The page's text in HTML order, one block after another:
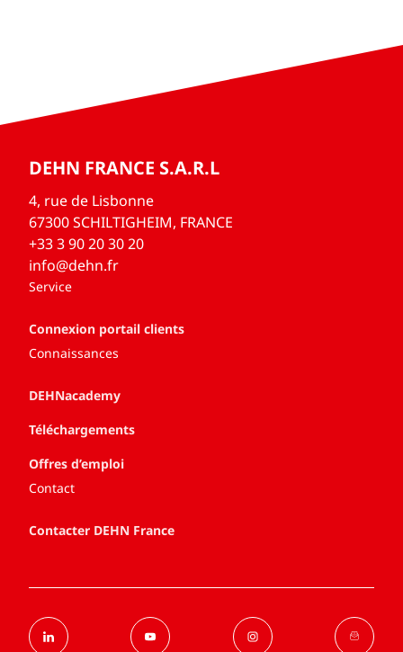
DEHN FRANCE S.A.R.L
4, rue de Lisbonne
67300 SCHILTIGHEIM, FRANCE
+33 3 90 20 30 20
info@dehn.fr
Service
Connexion portail clients
Connaissances
DEHNacademy
Téléchargements
Offres d’emploi
Contact
Contacter DEHN France